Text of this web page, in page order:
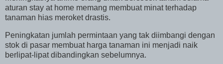
aturan stay at home memang membuat minat terhadap
tanaman hias meroket drastis.
Peningkatan jumlah permintaan yang tak diimbangi dengan
stok di pasar membuat harga tanaman ini menjadi naik
berlipat-lipat dibandingkan sebelumnya.